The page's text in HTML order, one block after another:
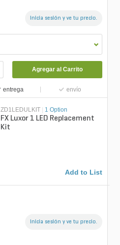
Inicia sesión y ve tu precio.
Agregar al Carrito
entrega envío
ZD1LEDULKIT 1 Option
FX Luxor 1 LED Replacement
Kit
Add to List
Inicia sesión y ve tu precio.